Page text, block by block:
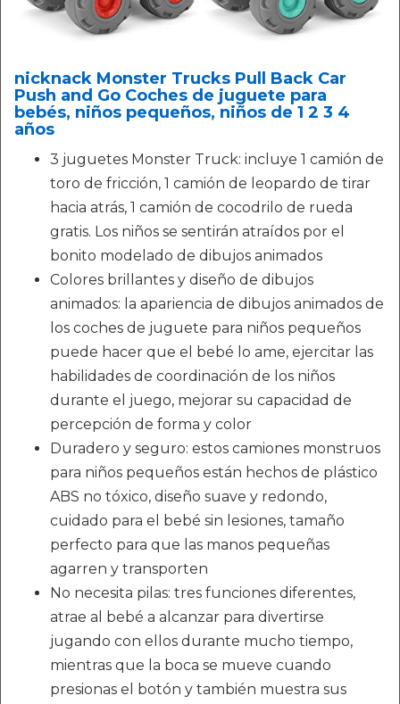
nicknack Monster Trucks Pull Back Car
Push and Go Coches de juguete para
bebés, niños pequeños, niños de 1 2 3 4
años
3 juguetes Monster Truck: incluye 1 camión de
toro de fricción, 1 camión de leopardo de tirar
hacia atrás, 1 camión de cocodrilo de rueda
gratis. Los niños se sentirán atraídos por el
bonito modelado de dibujos animados
Colores brillantes y diseño de dibujos
animados: la apariencia de dibujos animados de
los coches de juguete para niños pequeños
puede hacer que el bebé lo ame, ejercitar las
habilidades de coordinación de los niños
durante el juego, mejorar su capacidad de
percepción de forma y color
Duradero y seguro: estos camiones monstruos
para niños pequeños están hechos de plástico
ABS no tóxico, diseño suave y redondo,
cuidado para el bebé sin lesiones, tamaño
perfecto para que las manos pequeñas
agarren y transporten
No necesita pilas: tres funciones diferentes,
atrae al bebé a alcanzar para divertirse
jugando con ellos durante mucho tiempo,
mientras que la boca se mueve cuando
presionas el botón y también muestra sus